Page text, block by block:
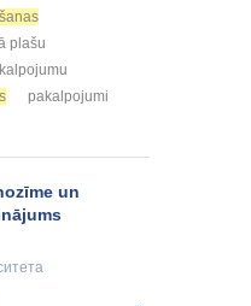
plašu
pakalpojumi
un